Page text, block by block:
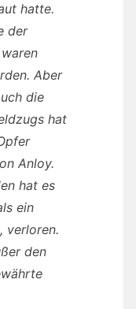
hatte.
der
Aber
die
hat
Anloy.
hat es
ein
verloren.
den